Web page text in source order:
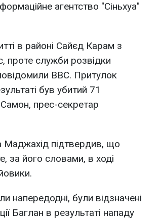
агентство "Сіньхуа"
в районі Сайєд Карам з
проте служби розвідки
ВВС. Притулок
був убитий 71
прес-секретар
Маджахід підтвердив, що
за його словами, в ході
напередодні, були відзначені
Баглан в результаті нападу